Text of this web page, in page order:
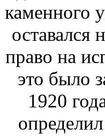
каменного
оставался
право на
это было
1920